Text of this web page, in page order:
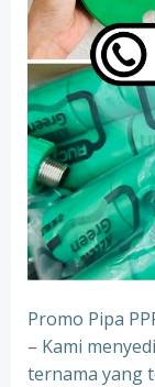
Promo Pipa
– Kami
ternama yang